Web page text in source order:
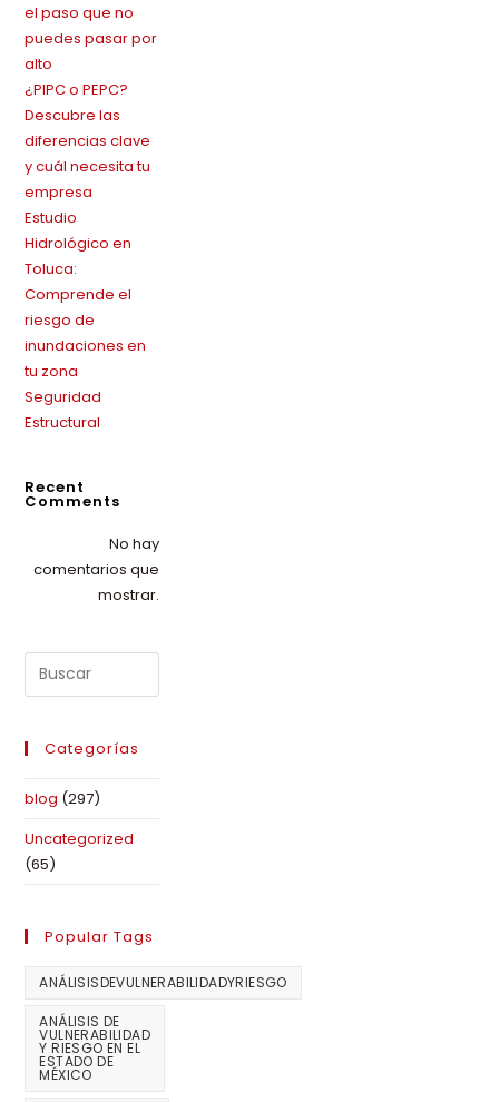
el paso que no
puedes pasar por
alto
¿PIPC o PEPC?
Descubre las
diferencias clave
y cuál necesita tu
empresa
Estudio
Hidrológico en
Toluca:
Comprende el
riesgo de
inundaciones en
tu zona
Seguridad
Estructural
Recent
Comments
No hay
comentarios que
mostrar.
Categorías
blog (297)
Uncategorized
(65)
Popular Tags
ANÁLISISDEVULNERABILIDADYRIESGO
ANÁLISIS DE
VULNERABILIDAD
Y RIESGO EN EL
ESTADO DE
MÉXICO